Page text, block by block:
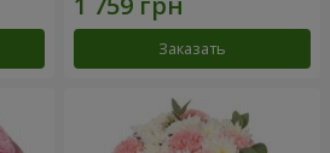
Заказать